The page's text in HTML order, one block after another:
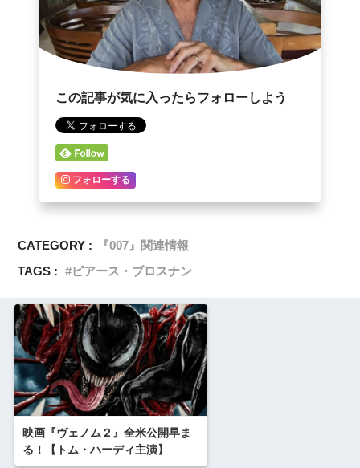
この記事が気に入ったらフォローしよう
フォローする
CATEGORY :
『007』関連情報
TAGS :
ピアース・ブロスナン
映画『ヴェノム２』全米公開早ま
る！【トム・ハーディ主演】